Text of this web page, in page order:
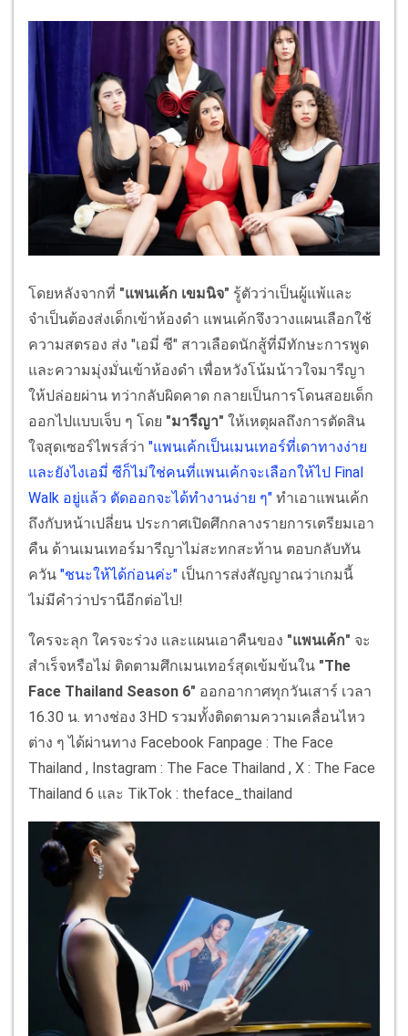
โดยหลังจากที่ "แพนเค้ก เขมนิจ" รู้ตัวว่าเป็นผู้แพ้และ
จำเป็นต้องส่งเด็กเข้าห้องดำ แพนเค้กจึงวางแผนเลือกใช้
ความสตรอง ส่ง "เอมี่ ซี" สาวเลือดนักสู้ที่มีทักษะการพูด
และความมุ่งมั่นเข้าห้องดำ เพื่อหวังโน้มน้าวใจมารีญา
ให้ปล่อยผ่าน ทว่ากลับผิดคาด กลายเป็นการโดนสอยเด็ก
ออกไปแบบเจ็บ ๆ โดย "มารีญา" ให้เหตุผลถึงการตัดสิน
ใจสุดเซอร์ไพรส์ว่า "แพนเค้กเป็นเมนเทอร์ที่เดาทางง่าย
และยังไงเอมี่ ซีก็ไม่ใช่คนที่แพนเค้กจะเลือกให้ไป Final
Walk อยู่แล้ว ตัดออกจะได้ทำงานง่าย ๆ" ทำเอาแพนเค้ก
ถึงกับหน้าเปลี่ยน ประกาศเปิดศึกกลางรายการเตรียมเอา
คืน ด้านเมนเทอร์มารีญาไม่สะทกสะท้าน ตอบกลับทัน
ควัน "ชนะให้ได้ก่อนค่ะ" เป็นการส่งสัญญาณว่าเกมนี้
ไม่มีคำว่าปรานีอีกต่อไป!
ใครจะลุก ใครจะร่วง และแผนเอาคืนของ "แพนเค้ก" จะ
สำเร็จหรือไม่ ติดตามศึกเมนเทอร์สุดเข้มข้นใน "The
Face Thailand Season 6" ออกอากาศทุกวันเสาร์ เวลา
16.30 น. ทางช่อง 3HD รวมทั้งติดตามความเคลื่อนไหว
ต่าง ๆ ได้ผ่านทาง Facebook Fanpage : The Face
Thailand , Instagram : The Face Thailand , X : The Face
Thailand 6 และ TikTok : theface_thailand